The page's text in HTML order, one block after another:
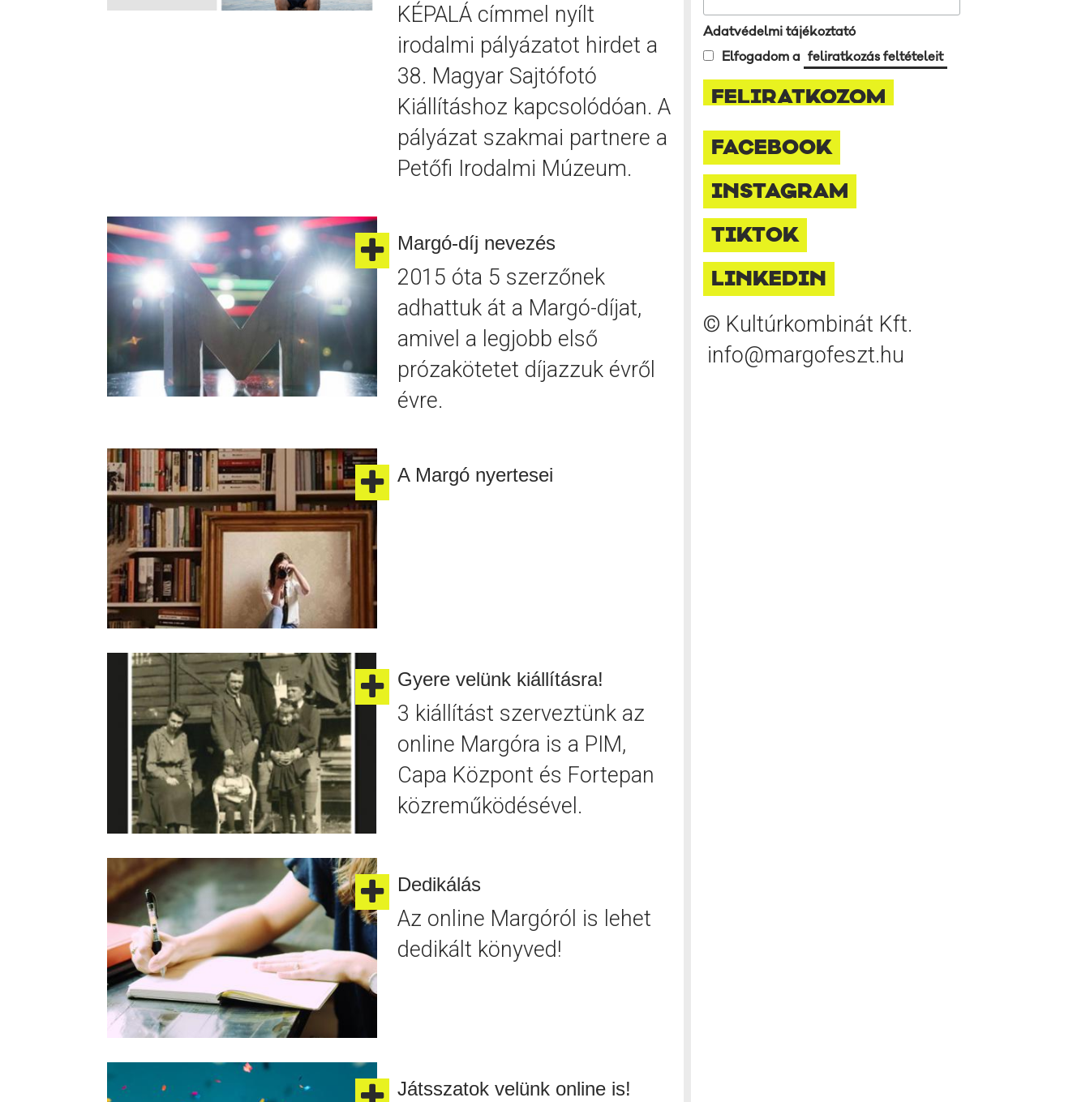
KÉPALÁ címmel nyílt
irodalmi pályázatot hirdet a
38. Magyar Sajtófotó
Kiállításhoz kapcsolódóan. A
pályázat szakmai partnere a
Petőfi Irodalmi Múzeum.
Margó-díj nevezés
2015 óta 5 szerzőnek
adhattuk át a Margó-díjat,
amivel a legjobb első
prózakötetet díjazzuk évről
évre.
A Margó nyertesei
Gyere velünk kiállításra!
3 kiállítást szerveztünk az
online Margóra is a PIM,
Capa Központ és Fortepan
közreműködésével.
Dedikálás
Az online Margóról is lehet
dedikált könyved!
Játsszatok velünk online is!
Adatvédelmi tájékoztató
Elfogadom a feliratkozás feltételeit
FACEBOOK
INSTAGRAM
TIKTOK
LINKEDIN
© Kultúrkombinát Kft.
info@margofeszt.hu